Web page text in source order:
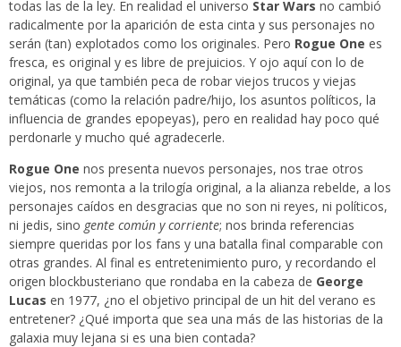
todas las de la ley. En realidad el universo Star Wars no cambió
radicalmente por la aparición de esta cinta y sus personajes no
serán (tan) explotados como los originales. Pero Rogue One es
fresca, es original y es libre de prejuicios. Y ojo aquí con lo de
original, ya que también peca de robar viejos trucos y viejas
temáticas (como la relación padre/hijo, los asuntos políticos, la
influencia de grandes epopeyas), pero en realidad hay poco qué
perdonarle y mucho qué agradecerle.
Rogue One nos presenta nuevos personajes, nos trae otros
viejos, nos remonta a la trilogía original, a la alianza rebelde, a los
personajes caídos en desgracias que no son ni reyes, ni políticos,
ni jedis, sino gente común y corriente; nos brinda referencias
siempre queridas por los fans y una batalla final comparable con
otras grandes. Al final es entretenimiento puro, y recordando el
origen blockbusteriano que rondaba en la cabeza de George
Lucas en 1977, ¿no el objetivo principal de un hit del verano es
entretener? ¿Qué importa que sea una más de las historias de la
galaxia muy lejana si es una bien contada?